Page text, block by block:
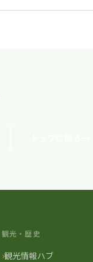
観光・歴史
観光情報ハブ